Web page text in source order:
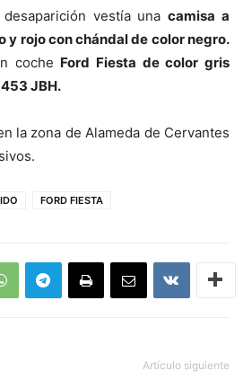
vestía unacamisa a
y rojo con chándal de color negro.
coche Ford Fiesta de color gris
JBH.
la zona de Alameda de Cervantes
FORD FIESTA
Artículo siguiente